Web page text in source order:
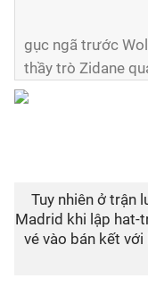
gục ngã trước
thầy trò Zidane
Tuy nhiên ở trận
Madrid khi lập hat-
vé vào bán kết